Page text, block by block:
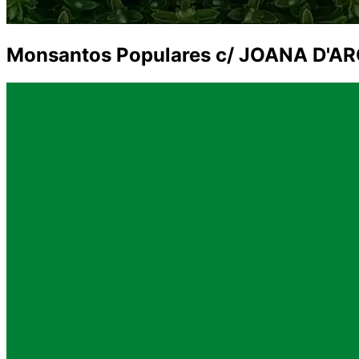
Monsantos Populares c/ JOANA